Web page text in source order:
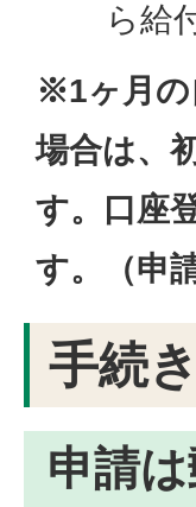
ら給
※1ヶ月の
場合は、
す。口座
す。（申
手続
申請